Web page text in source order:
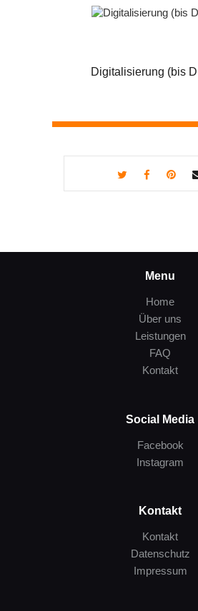
Digitalisierung (bis
Menu
Home
Über uns
Leistungen
FAQ
Kontakt
Social Media
Facebook
Instagram
Kontakt
Kontakt
Datenschutz
Impressum